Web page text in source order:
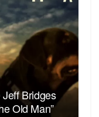
Bridges
Old Man”